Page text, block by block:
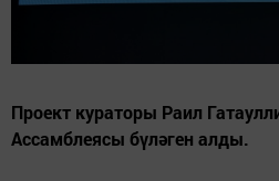
Проект кураторы Раил
Ассамблеясы бүләген алды.